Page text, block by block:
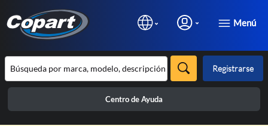
Menú
Registrarse
Centro de Ayuda